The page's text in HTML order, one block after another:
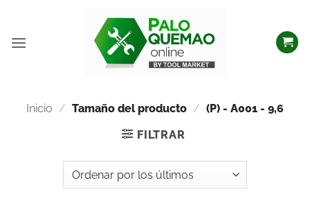
Inicio / Tamaño del producto / (P) - A001 - 9,6
FILTRAR